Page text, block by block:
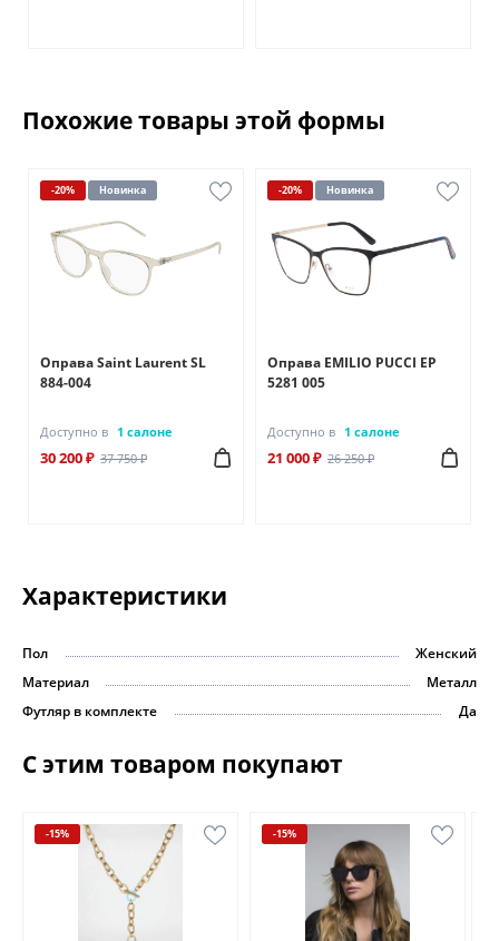
Похожие товары этой формы
-20% Новинка
Оправа Saint Laurent SL
884-004
Доступно в 1 салоне
30 200 ₽ 37 750 ₽
-20% Новинка
Оправа EMILIO PUCCI EP
5281 005
Доступно в 1 салоне
21 000 ₽ 26 250 ₽
Характеристики
Пол
Женский
Материал
Металл
Футляр в комплекте
Да
С этим товаром покупают
-15% -15%